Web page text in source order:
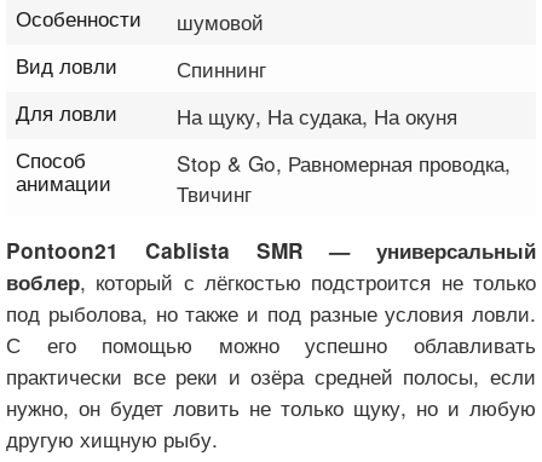
Особенности
шумовой
Вид ловли
Спиннинг
Для ловли
На щуку, На судака, На окуня
Способ
анимации
Stop & Go, Равномерная проводка,
Твичинг
Pontoon21 Cablista SMR — универсальный
воблер, который с лёгкостью подстроится не только
под рыболова, но также и под разные условия ловли.
С его помощью можно успешно облавливать
практически все реки и озёра средней полосы, если
нужно, он будет ловить не только щуку, но и любую
другую хищную рыбу.